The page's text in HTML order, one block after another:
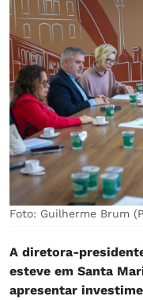
Foto: Guilherme Brum
A diretora-
esteve em Santa
apresentar